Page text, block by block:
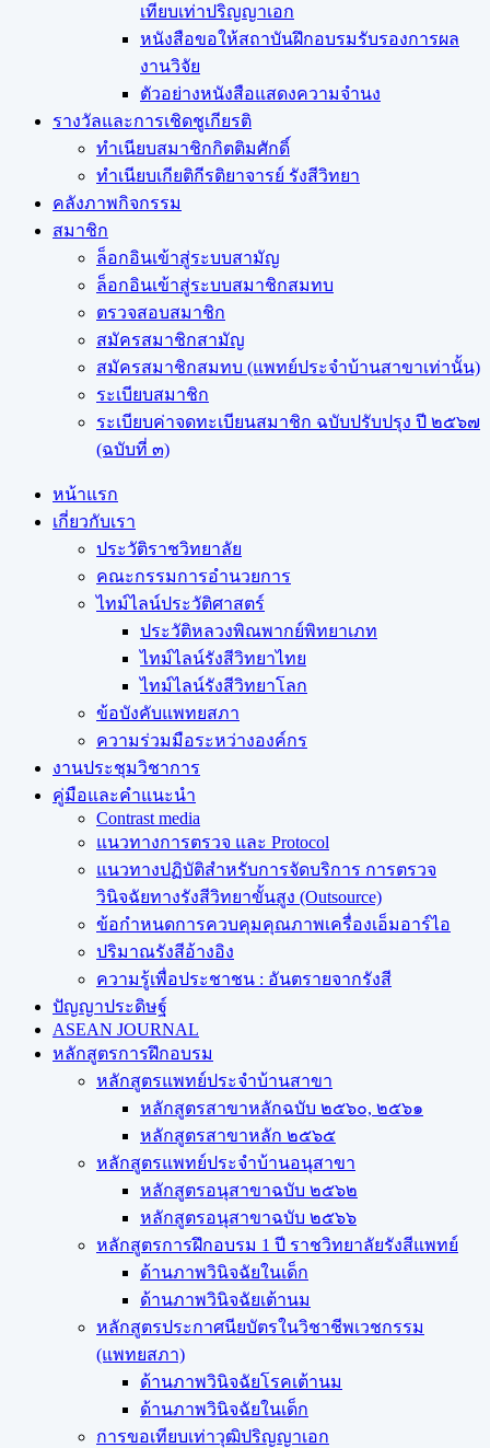
เทียบเท่าปริญญาเอก
หนังสือขอให้สถาบันฝึกอบรมรับรองการผล
งานวิจัย
ตัวอย่างหนังสือแสดงความจำนง
รางวัลและการเชิดชูเกียรติ
ทำเนียบสมาชิกกิตติมศักดิ์
ทำเนียบเกียติกีรติยาจารย์ รังสีวิทยา
คลังภาพกิจกรรม
สมาชิก
ล็อกอินเข้าสู่ระบบสามัญ
ล็อกอินเข้าสู่ระบบสมาชิกสมทบ
ตรวจสอบสมาชิก
สมัครสมาชิกสามัญ
สมัครสมาชิกสมทบ (แพทย์ประจำบ้านสาขาเท่านั้น)
ระเบียบสมาชิก
ระเบียบค่าจดทะเบียนสมาชิก ฉบับปรับปรุง ปี ๒๕๖๗
(ฉบับที่ ๓)
หน้าแรก
เกี่ยวกับเรา
ประวัติราชวิทยาลัย
คณะกรรมการอำนวยการ
ไทม์ไลน์ประวัติศาสตร์
ประวัติหลวงพิณพากย์พิทยาเภท
ไทม์ไลน์รังสีวิทยาไทย
ไทม์ไลน์รังสีวิทยาโลก
ข้อบังคับแพทยสภา
ความร่วมมือระหว่างองค์กร
งานประชุมวิชาการ
คู่มือและคำแนะนำ
Contrast media
แนวทางการตรวจ และ Protocol
แนวทางปฏิบัติสำหรับการจัดบริการ การตรวจ
วินิจฉัยทางรังสีวิทยาขั้นสูง (Outsource)
ข้อกำหนดการควบคุมคุณภาพเครื่องเอ็มอาร์ไอ
ปริมาณรังสีอ้างอิง
ความรู้เพื่อประชาชน : อันตรายจากรังสี
ปัญญาประดิษฐ์
ASEAN JOURNAL
หลักสูตรการฝึกอบรม
หลักสูตรแพทย์ประจำบ้านสาขา
หลักสูตรสาขาหลักฉบับ ๒๕๖๐, ๒๕๖๑
หลักสูตรสาขาหลัก ๒๕๖๕
หลักสูตรแพทย์ประจำบ้านอนุสาขา
หลักสูตรอนุสาขาฉบับ ๒๕๖๒
หลักสูตรอนุสาขาฉบับ ๒๕๖๖
หลักสูตรการฝึกอบรม 1 ปี ราชวิทยาลัยรังสีแพทย์
ด้านภาพวินิจฉัยในเด็ก
ด้านภาพวินิจฉัยเต้านม
หลักสูตรประกาศนียบัตรในวิชาชีพเวชกรรม
(แพทยสภา)
ด้านภาพวินิจฉัยโรคเต้านม
ด้านภาพวินิจฉัยในเด็ก
การขอเทียบเท่า​วุฒิปริญญา​เอก